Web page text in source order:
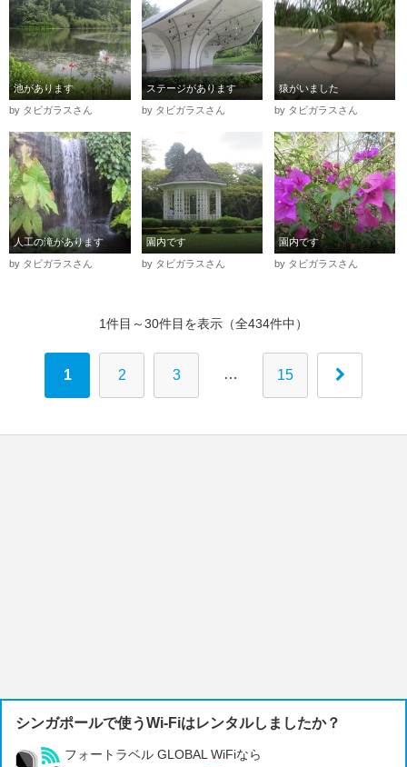
池があります
by タビガラスさん
ステージがあります
by タビガラスさん
猿がいました
by タビガラスさん
人工の滝があります
by タビガラスさん
園内です
by タビガラスさん
園内です
by タビガラスさん
1件目～30件目を表示（全434件中）
1 2 3 … 15
シンガポールで使うWi-Fiはレンタルしましたか？
フォートラベル GLOBAL WiFiなら